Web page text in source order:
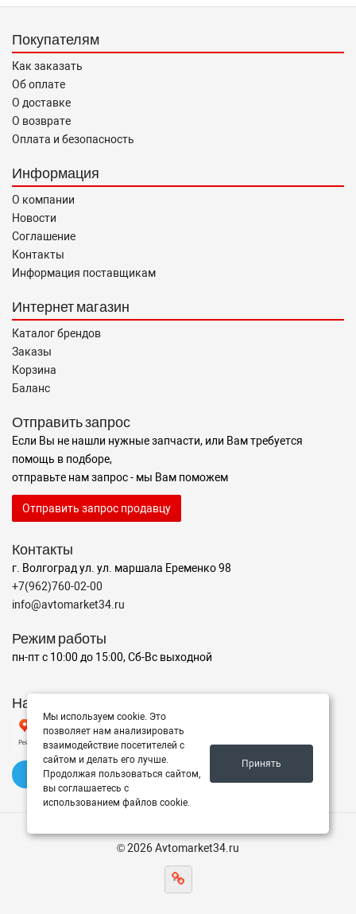
«О защите прав потребителей».
Покупателям
Как заказать
Об оплате
О доставке
О возврате
Оплата и безопасность
Информация
О компании
Новости
Соглашение
Контакты
Информация поставщикам
Интернет магазин
Каталог брендов
Заказы
Корзина
Баланс
Отправить запрос
Если Вы не нашли нужные запчасти, или Вам требуется
помощь в подборе,
отправьте нам запрос - мы Вам поможем
Отправить запрос продавцу
Контакты
г. Волгоград ул. ул. маршала Еременко 98
+7(962)760-02-00
info@avtomarket34.ru
Режим работы
пн-пт с 10:00 до 15:00, Сб-Вс выходной
Наш рейтинг на Яндексе
✍️ Оставить отзыв
© 2026 Avtomarket34.ru
Мы используем cookie. Это
позволяет нам анализировать
взаимодействие посетителей с
сайтом и делать его лучше.
Продолжая пользоваться сайтом,
вы соглашаетесь с
использованием файлов cookie.
Принять